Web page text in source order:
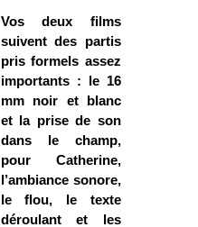
Vos deux films
suivent des partis
pris formels assez
importants : le 16
mm noir et blanc
et la prise de son
dans le champ,
pour Catherine,
l’ambiance sonore,
le flou, le texte
déroulant et les